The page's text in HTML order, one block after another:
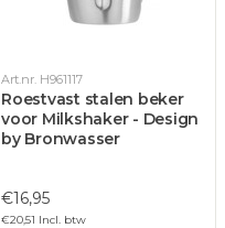
Art.nr. H961117
Roestvast stalen beker
voor Milkshaker - Design
by Bronwasser
€16,95
€20,51 Incl. btw